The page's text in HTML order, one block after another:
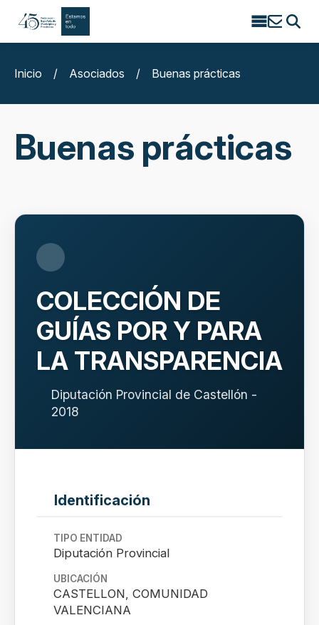
Search
Inicio
/ Asociados / Buenas prácticas
Buenas prácticas
COLECCIÓN DE
GUÍAS POR Y PARA
LA TRANSPARENCIA
Diputación Provincial de Castellón -
2018
Identificación
TIPO ENTIDAD
Diputación Provincial
UBICACIÓN
CASTELLON, COMUNIDAD
VALENCIANA